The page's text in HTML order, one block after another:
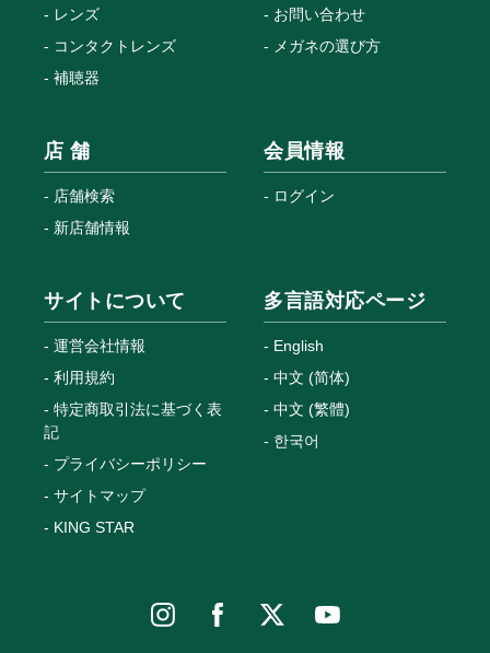
レンズ
コンタクトレンズ
補聴器
お問い合わせ
メガネの選び方
店 舗
店舗検索
新店舗情報
会員情報
ログイン
サイトについて
運営会社情報
利用規約
特定商取引法に基づく表
記
プライバシーポリシー
サイトマップ
KING STAR
多言語対応ページ
English
中文 (简体)
中文 (繁體)
한국어